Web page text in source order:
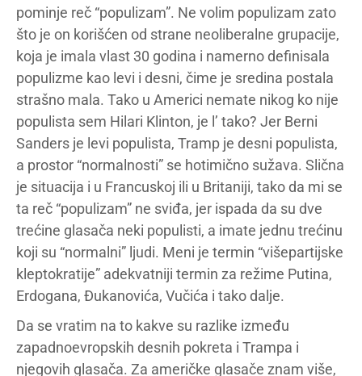
pominje reč “populizam”. Ne volim populizam zato
što je on korišćen od strane neoliberalne grupacije,
koja je imala vlast 30 godina i namerno definisala
populizme kao levi i desni, čime je sredina postala
strašno mala. Tako u Americi nemate nikog ko nije
populista sem Hilari Klinton, je l’ tako? Jer Berni
Sanders je levi populista, Tramp je desni populista,
a prostor “normalnosti” se hotimično sužava. Slična
je situacija i u Francuskoj ili u Britaniji, tako da mi se
ta reč “populizam” ne sviđa, jer ispada da su dve
trećine glasača neki populisti, a imate jednu trećinu
koji su “normalni” ljudi. Meni je termin “višepartijske
kleptokratije” adekvatniji termin za režime Putina,
Erdogana, Đukanovića, Vučića i tako dalje.
Da se vratim na to kakve su razlike između
zapadnoevropskih desnih pokreta i Trampa i
njegovih glasača. Za američke glasače znam više,